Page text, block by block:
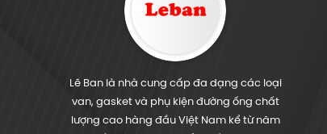
Lê Ban là nhà cung cấp đa dạng các loại
van, gasket và phụ kiện đường ống chất
lượng cao hàng đầu Việt Nam kể từ năm